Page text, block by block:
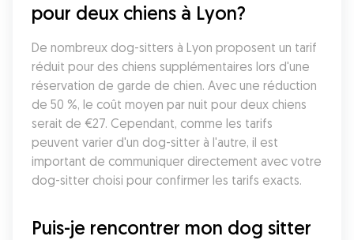
pour deux chiens à Lyon?
De nombreux dog-sitters à Lyon proposent un tarif
réduit pour des chiens supplémentaires lors d'une
réservation de garde de chien. Avec une réduction
de 50 %, le coût moyen par nuit pour deux chiens
serait de €27. Cependant, comme les tarifs
peuvent varier d'un dog-sitter à l'autre, il est
important de communiquer directement avec votre
dog-sitter choisi pour confirmer les tarifs exacts.
Puis-je rencontrer mon dog sitter